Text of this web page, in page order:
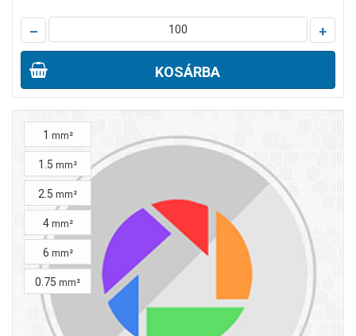
– +
KOSÁRBA
1 mm²
1.5 mm²
2.5 mm²
4 mm²
6 mm²
0.75 mm²